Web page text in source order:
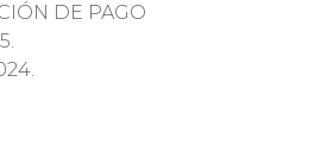
DE PAGO